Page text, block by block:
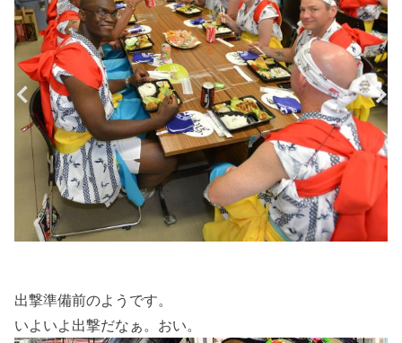
出撃準備前のようです。
いよいよ出撃だなぁ。おい。